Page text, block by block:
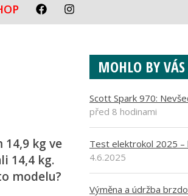
kg ve
14,4 kg.
modelu?
MOHLO BY
Scott Spark 970:
před 8 hodinami
Test elektrokol 2025 –
4.6.2025
Výměna a údržba